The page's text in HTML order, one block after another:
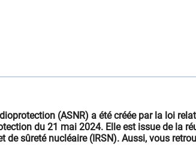
(ASNR) a été créée par la loi
du 21 mai 2024. Elle est issue de la
sûreté nucléaire (IRSN). Aussi, vous